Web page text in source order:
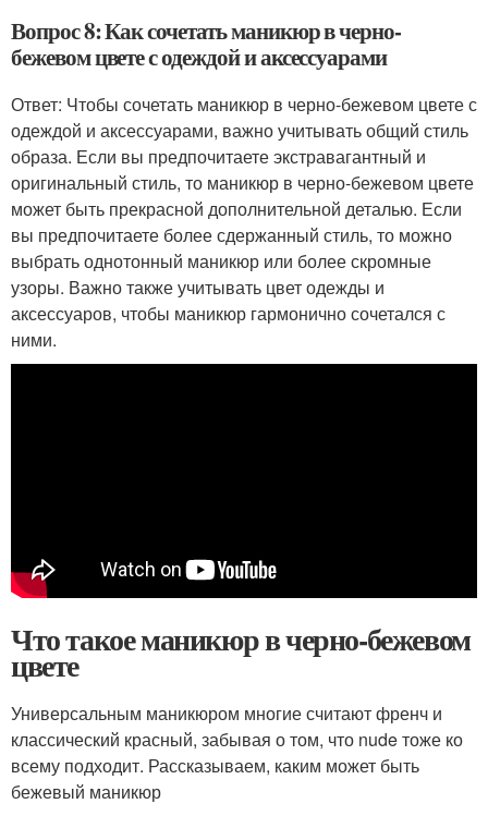
Вопрос 8: Как сочетать маникюр в черно-
бежевом цвете с одеждой и аксессуарами
Ответ: Чтобы сочетать маникюр в черно-бежевом цвете с
одеждой и аксессуарами, важно учитывать общий стиль
образа. Если вы предпочитаете экстравагантный и
оригинальный стиль, то маникюр в черно-бежевом цвете
может быть прекрасной дополнительной деталью. Если
вы предпочитаете более сдержанный стиль, то можно
выбрать однотонный маникюр или более скромные
узоры. Важно также учитывать цвет одежды и
аксессуаров, чтобы маникюр гармонично сочетался с
ними.
Что такое маникюр в черно-бежевом
цвете
Универсальным маникюром многие считают френч и
классический красный, забывая о том, что nude тоже ко
всему подходит. Рассказываем, каким может быть
бежевый маникюр